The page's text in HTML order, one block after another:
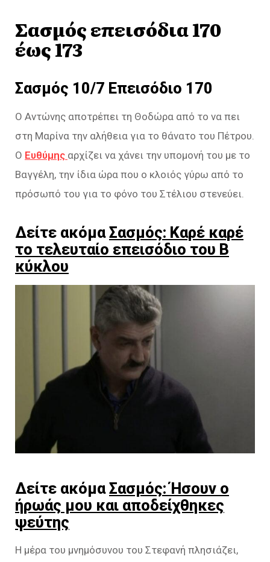
Σασμός επεισόδια 170
έως 173
Σασμός 10/7 Επεισόδιο 170
Ο Αντώνης αποτρέπει τη Θοδώρα από το να πει
στη Μαρίνα την αλήθεια για το θάνατο του Πέτρου.
Ο Ευθύμης αρχίζει να χάνει την υπομονή του με το
Βαγγέλη, την ίδια ώρα που ο κλοιός γύρω από το
πρόσωπό του για το φόνο του Στέλιου στενεύει.
Δείτε ακόμαΣασμός: Καρέ καρέ
το τελευταίο επεισόδιο του Β
κύκλου
Δείτε ακόμαΣασμός: Ήσουν ο
ήρωάς μου και αποδείχθηκες
ψεύτης
Η μέρα του μνημόσυνου του Στεφανή πλησιάζει,